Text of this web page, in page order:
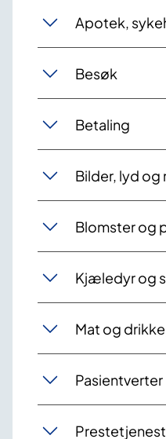
Apotek,
Besøk
Betaling
Bilder, lyd
Blomster og
Kjæledyr og
Mat og
Pasientverter